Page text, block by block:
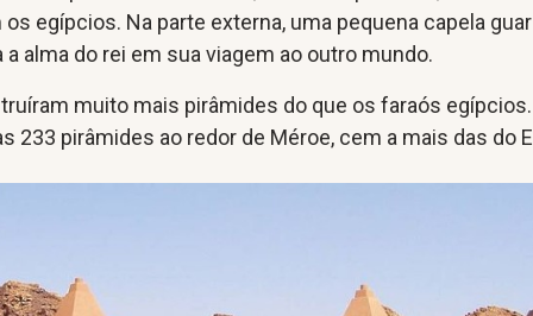
egípcios. Na parte externa, uma pequena capela
alma do rei em sua viagem ao outro mundo.
muito mais pirâmides do que os faraós
233 pirâmides ao redor de Méroe, cem a mais das do